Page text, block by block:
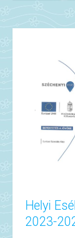
Helyi
2023-